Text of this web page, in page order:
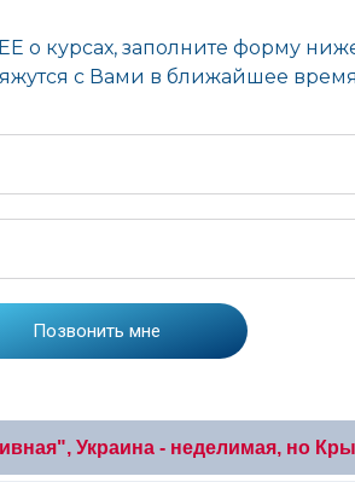
Украина - неделимая, но